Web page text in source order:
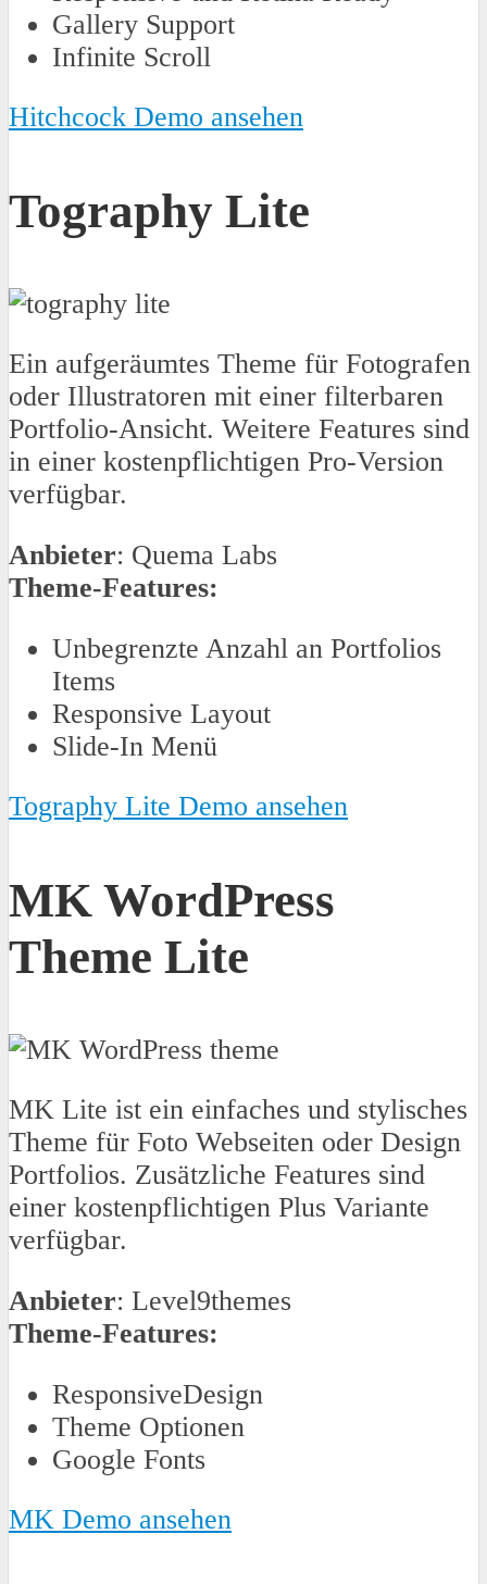
Gallery Support
Infinite Scroll
Hitchcock Demo ansehen
Tography Lite
Ein aufgeräumtes Theme für Fotografen
oder Illustratoren mit einer filterbaren
Portfolio-Ansicht. Weitere Features sind
in einer kostenpflichtigen Pro-Version
verfügbar.
Anbieter: Quema Labs
Theme-Features:
Unbegrenzte Anzahl an Portfolios
Items
Responsive Layout
Slide-In Menü
Tography Lite Demo ansehen
MK WordPress
Theme Lite
MK Lite ist ein einfaches und stylisches
Theme für Foto Webseiten oder Design
Portfolios. Zusätzliche Features sind
einer kostenpflichtigen Plus Variante
verfügbar.
Anbieter: Level9themes
Theme-Features:
ResponsiveDesign
Theme Optionen
Google Fonts
MK Demo ansehen